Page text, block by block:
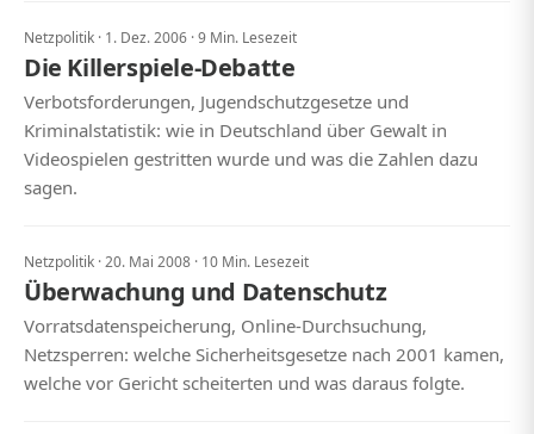
Netzpolitik · 1. Dez. 2006 · 9 Min. Lesezeit
Die Killerspiele-Debatte
Verbotsforderungen, Jugendschutzgesetze und
Kriminalstatistik: wie in Deutschland über Gewalt in
Videospielen gestritten wurde und was die Zahlen dazu
sagen.
Netzpolitik · 20. Mai 2008 · 10 Min. Lesezeit
Überwachung und Datenschutz
Vorratsdatenspeicherung, Online-Durchsuchung,
Netzsperren: welche Sicherheitsgesetze nach 2001 kamen,
welche vor Gericht scheiterten und was daraus folgte.